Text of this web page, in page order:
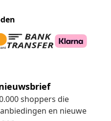
shoppers die
en nieuwe